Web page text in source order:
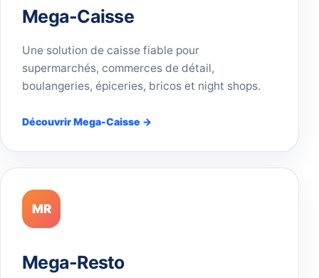
Mega-Caisse
Une solution de caisse fiable pour
supermarchés, commerces de détail,
boulangeries, épiceries, bricos et night shops.
Découvrir Mega-Caisse →
MR
Mega-Resto